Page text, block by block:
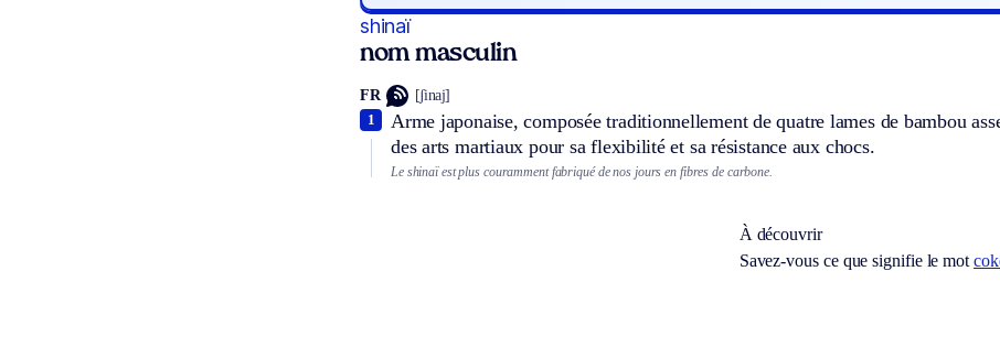
shinaï
nom masculin
FR [ʃinaj]
Arme japonaise, composée traditionnellement de quatre lames de bambou
des arts martiaux pour sa flexibilité et sa résistance aux chocs.
1
Le shinaï est plus couramment fabriqué de nos jours en fibres de carbone.
À découvrir
Savez-vous ce que signifie le mot